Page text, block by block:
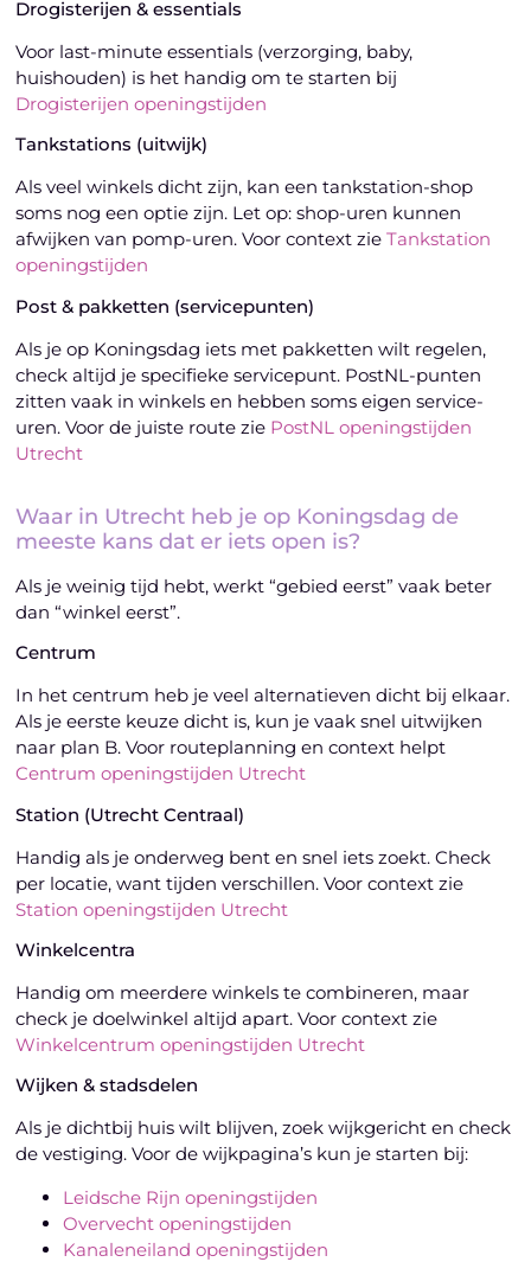
Drogisterijen & essentials
Voor last-minute essentials (verzorging, baby,
huishouden) is het handig om te starten bij
Drogisterijen openingstijden
Tankstations (uitwijk)
Als veel winkels dicht zijn, kan een tankstation-shop
soms nog een optie zijn. Let op: shop-uren kunnen
afwijken van pomp-uren. Voor context zieTankstation
openingstijden
Post & pakketten (servicepunten)
Als je op Koningsdag iets met pakketten wilt regelen,
check altijd je specifieke servicepunt. PostNL-punten
zitten vaak in winkels en hebben soms eigen service-
uren. Voor de juiste route zie PostNL openingstijden
Utrecht
Waar in Utrecht heb je op Koningsdag de
meeste kans dat er iets open is?
Als je weinig tijd hebt, werkt “gebied eerst” vaak beter
dan “winkel eerst”.
Centrum
In het centrum heb je veel alternatieven dicht bij elkaar.
Als je eerste keuze dicht is, kun je vaak snel uitwijken
naar plan B. Voor routeplanning en context helpt
Centrum openingstijden Utrecht
Station (Utrecht Centraal)
Handig als je onderweg bent en snel iets zoekt. Check
per locatie, want tijden verschillen. Voor context zie
Station openingstijden Utrecht
Winkelcentra
Handig om meerdere winkels te combineren, maar
check je doelwinkel altijd apart. Voor context zie
Winkelcentrum openingstijden Utrecht
Wijken & stadsdelen
Als je dichtbij huis wilt blijven, zoek wijkgericht en check
de vestiging. Voor de wijkpagina’s kun je starten bij:
Leidsche Rijn openingstijden
Overvecht openingstijden
Kanaleneiland openingstijden